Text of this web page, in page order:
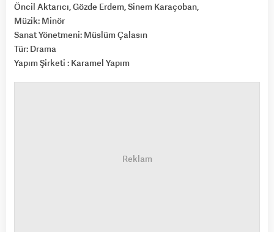
Öncil Aktarıcı, Gözde Erdem, Sinem Karaçoban,
Müzik: Minör
Sanat Yönetmeni: Müslüm Çalasın
Tür: Drama
Yapım Şirketi : Karamel Yapım